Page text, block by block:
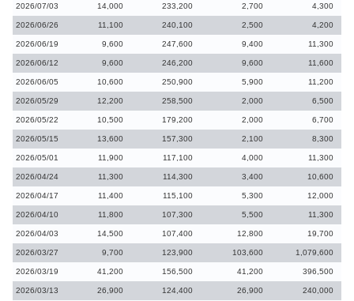
2026/07/03 14,000 233,200 2,700 4,300
2026/06/26 11,100 240,100 2,500 4,200
2026/06/19 9,600 247,600 9,400 11,300
2026/06/12 9,600 246,200 9,600 11,600
2026/06/05 10,600 250,900 5,900 11,200
2026/05/29 12,200 258,500 2,000 6,500
2026/05/22 10,500 179,200 2,000 6,700
2026/05/15 13,600 157,300 2,100 8,300
2026/05/01 11,900 117,100 4,000 11,300
2026/04/24 11,300 114,300 3,400 10,600
2026/04/17 11,400 115,100 5,300 12,000
2026/04/10 11,800 107,300 5,500 11,300
2026/04/03 14,500 107,400 12,800 19,700
2026/03/27 9,700 123,900 103,600 1,079,600
2026/03/19 41,200 156,500 41,200 396,500
2026/03/13 26,900 124,400 26,900 240,000